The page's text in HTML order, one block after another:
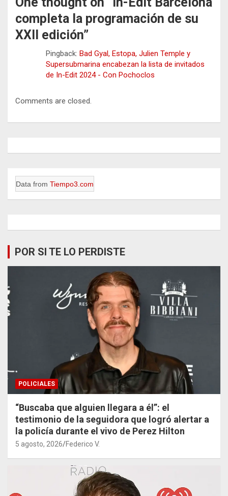
completa la programación de su
XXII edición”
Pingback: Bad Gyal, Estopa, Julien Temple y
Supersubmarina encabezan la lista de invitados
de In-Edit 2024 - Con Pochoclos
Comments are closed.
Data from Tiempo3.com
POR SI TE LO PERDISTE
POLICIALES
“Buscaba que alguien llegara a él”: el
testimonio de la seguidora que logró alertar a
la policía durante el vivo de Perez Hilton
5 agosto, 2026 Federico V.